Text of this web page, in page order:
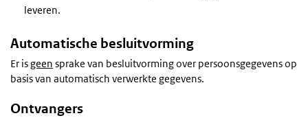
leveren.
Automatische besluitvorming
Er isgeen sprake van besluitvorming over persoonsgegevens op
basis van automatisch verwerkte gegevens.
Ontvangers